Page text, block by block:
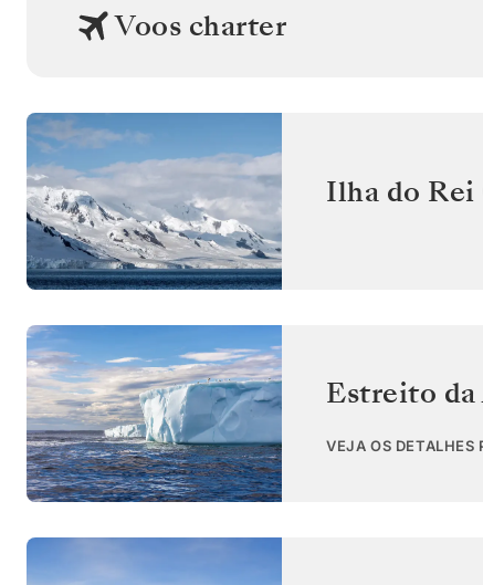
Voos charter
Ilha do Rei
Estreito
VEJA OS DETALHES